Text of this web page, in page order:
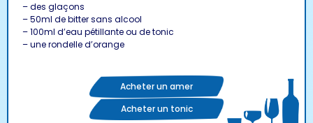
– des glaçons
– 50ml de bitter sans alcool
– 100ml d’eau pétillante ou de tonic
– une rondelle d’orange
Acheter un amer
Acheter un tonic